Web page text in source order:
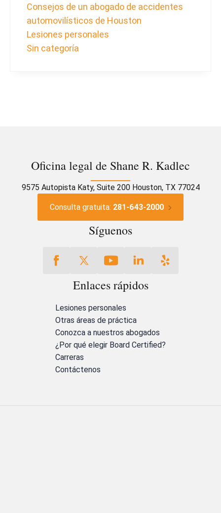
Consejos de un abogado de accidentes
automovilísticos de Houston
Lesiones personales
Sin categoría
Oficina legal de Shane R. Kadlec
9575 Autopista Katy, Suite 200 Houston, TX 77024
Consulta gratuita: 281-643-2000
Síguenos
Enlaces rápidos
Lesiones personales
Otras áreas de práctica
Conozca a nuestros abogados
¿Por qué elegir Board Certified?
Carreras
Contáctenos